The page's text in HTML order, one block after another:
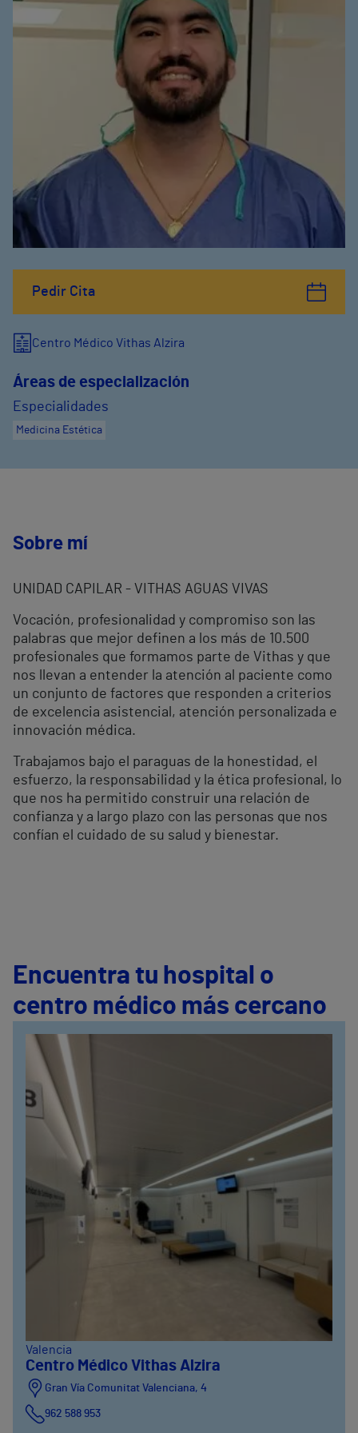
Pedir Cita
Centro Médico Vithas Alzira
Áreas de especialización
Especialidades
Medicina Estética
Sobre mí
UNIDAD CAPILAR - VITHAS AGUAS VIVAS
Vocación, profesionalidad y compromiso son las
palabras que mejor definen a los más de 10.500
profesionales que formamos parte de Vithas y que
nos llevan a entender la atención al paciente como
un conjunto de factores que responden a criterios
de excelencia asistencial, atención personalizada e
innovación médica.
Trabajamos bajo el paraguas de la honestidad, el
esfuerzo, la responsabilidad y la ética profesional, lo
que nos ha permitido construir una relación de
confianza y a largo plazo con las personas que nos
confían el cuidado de su salud y bienestar.
Encuentra tu hospital o
centro médico más cercano
Valencia
Centro Médico Vithas Alzira
Gran Vía Comunitat Valenciana, 4
962 588 953